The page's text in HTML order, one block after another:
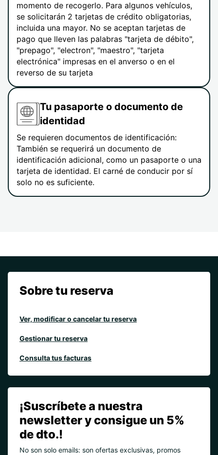
momento de recogerlo. Para algunos vehículos,
se solicitarán 2 tarjetas de crédito obligatorias,
incluida una mayor. No se aceptan tarjetas de
pago que lleven las palabras "tarjeta de débito",
"prepago", "electron", "maestro", "tarjeta
electrónica" impresas en el anverso o en el
reverso de su tarjeta
Tu pasaporte o documento de
identidad
Se requieren documentos de identificación:
También se requerirá un documento de
identificación adicional, como un pasaporte o una
tarjeta de identidad. El carné de conducir por sí
solo no es suficiente.
Sobre tu reserva
Ver, modificar o cancelar tu reserva
Gestionar tu reserva
Consulta tus facturas
¡Suscríbete a nuestra
newsletter y consigue un 5%
de dto.!
No son solo emails: son ofertas exclusivas, promos